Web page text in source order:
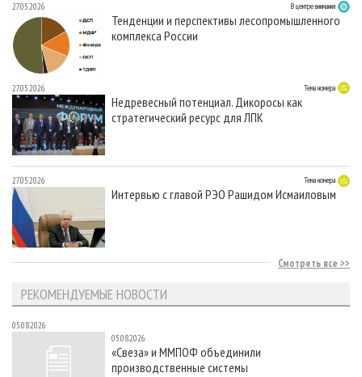
27.05.2026 В центре внимания
Тенденции и перспективы лесопромышленного
комплекса России
27.05.2026 Тема номера
Недревесный потенциал. Дикоросы как
стратегический ресурс для ЛПК
27.05.2026 Тема номера
Интервью с главой РЭО Рашидом Исмаиловым
Смотреть все
РЕКОМЕНДУЕМЫЕ НОВОСТИ
05.08.2026
05.08.2026
«Свеза» и ММПОФ объединили
производственные системы